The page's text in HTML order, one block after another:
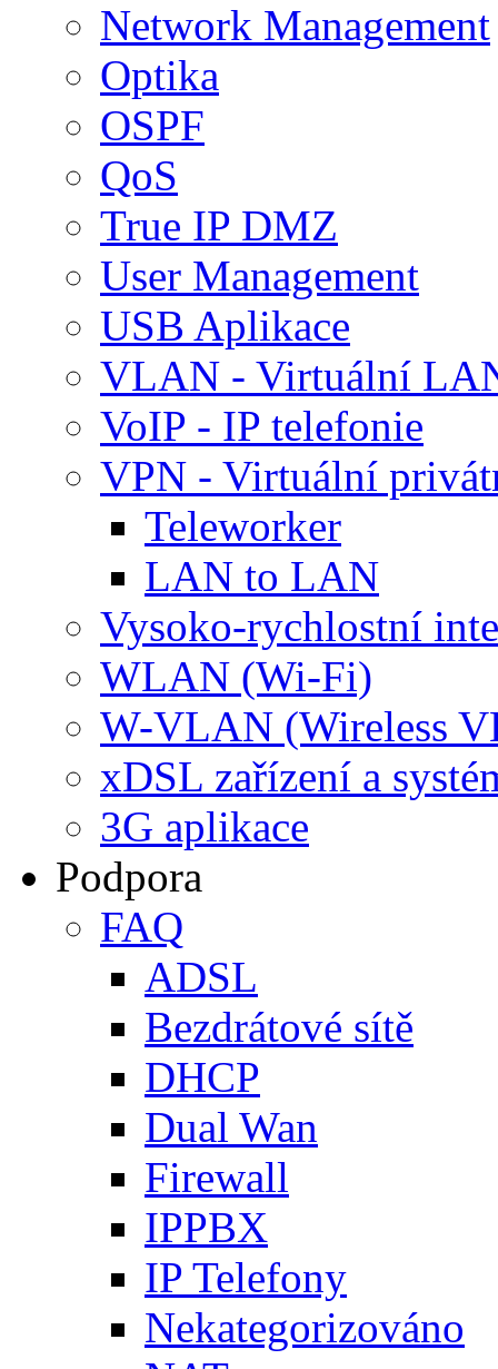
Network Management
Optika
OSPF
QoS
True IP DMZ
User Management
USB Aplikace
VLAN - Virtuální
VoIP - IP telefonie
VPN - Virtuální
Teleworker
LAN to LAN
Vysoko-rychlostní
WLAN (Wi-Fi)
W-VLAN (Wireless
xDSL zařízení a
3G aplikace
Podpora
FAQ
ADSL
Bezdrátové sítě
DHCP
Dual Wan
Firewall
IPPBX
IP Telefony
Nekategorizováno